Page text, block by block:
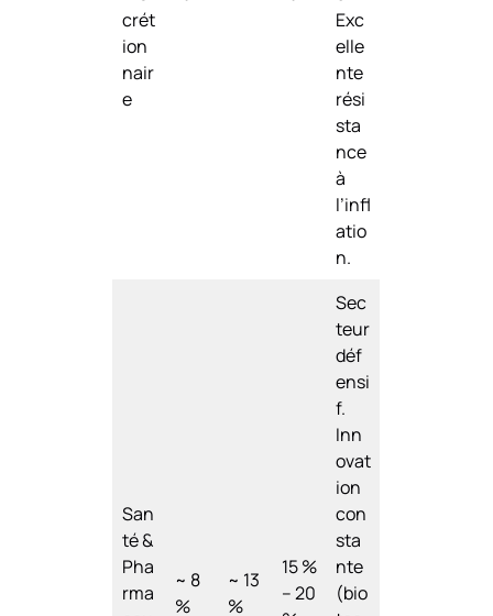
crét
ion
nair
e
Exc
elle
nte
rési
sta
nce
à
l’infl
atio
n.
San
té &
Pha
rma
~ 8
%
~ 13
%
15 %
– 20
Sec
teur
déf
ensi
f.
Inn
ovat
ion
con
sta
nte
(bio